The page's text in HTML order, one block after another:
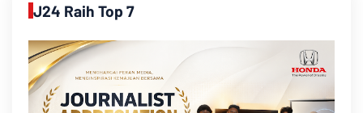
J24 Raih Top 7